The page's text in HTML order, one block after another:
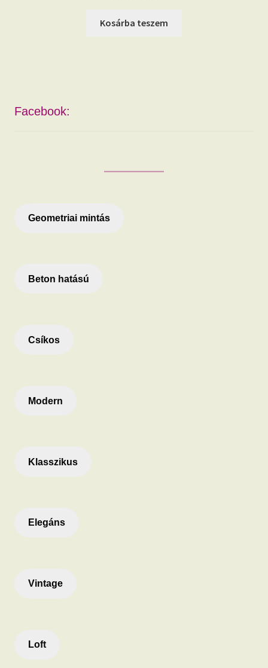
Kosárba teszem
Facebook:
Geometriai mintás
Beton hatású
Csíkos
Modern
Klasszikus
Elegáns
Vintage
Loft